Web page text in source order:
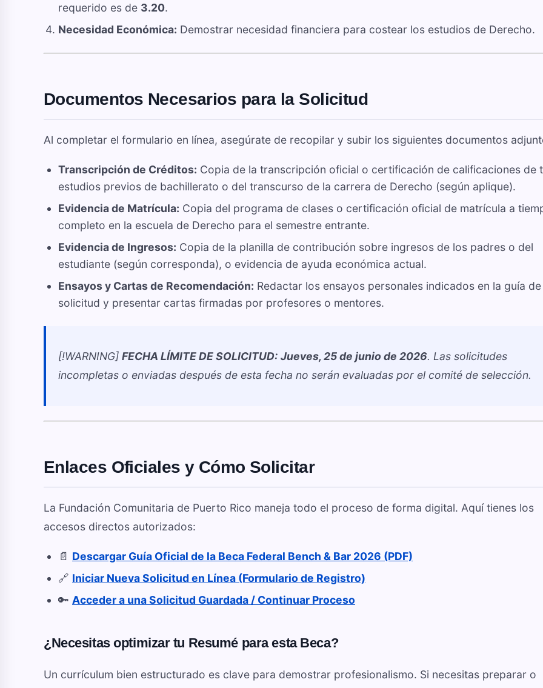
requerido es de 3.20.
Necesidad Económica: Demostrar necesidad financiera para costear los estudios de Derecho.
Documentos Necesarios para la Solicitud
Al completar el formulario en línea, asegúrate de recopilar y subir los siguientes documentos
Transcripción de Créditos: Copia de la transcripción oficial o certificación de calificaciones de
estudios previos de bachillerato o del transcurso de la carrera de Derecho (según aplique).
Evidencia de Matrícula: Copia del programa de clases o certificación oficial de matrícula a
completo en la escuela de Derecho para el semestre entrante.
Evidencia de Ingresos: Copia de la planilla de contribución sobre ingresos de los padres o del
estudiante (según corresponda), o evidencia de ayuda económica actual.
Ensayos y Cartas de Recomendación: Redactar los ensayos personales indicados en la guía de
solicitud y presentar cartas firmadas por profesores o mentores.
[!WARNING] FECHA LÍMITE DE SOLICITUD: Jueves, 25 de junio de 2026. Las solicitudes
incompletas o enviadas después de esta fecha no serán evaluadas por el comité de selección.
Enlaces Oficiales y Cómo Solicitar
La Fundación Comunitaria de Puerto Rico maneja todo el proceso de forma digital. Aquí tienes los
accesos directos autorizados:
📄 Descargar Guía Oficial de la Beca Federal Bench & Bar 2026 (PDF)
🔗 Iniciar Nueva Solicitud en Línea (Formulario de Registro)
🔑 Acceder a una Solicitud Guardada / Continuar Proceso
¿Necesitas optimizar tu Resumé para esta Beca?
Un currículum bien estructurado es clave para demostrar profesionalismo. Si necesitas preparar o